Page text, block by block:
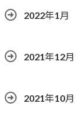
2022年1月
2021年12月
2021年10月